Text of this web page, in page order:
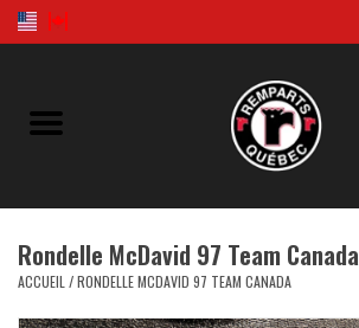
Accueil
Chandails Répliques
Vêtements
Rondelle McDavid 97 Team Canada
ACCUEIL /RONDELLE MCDAVID 97 TEAM CANADA